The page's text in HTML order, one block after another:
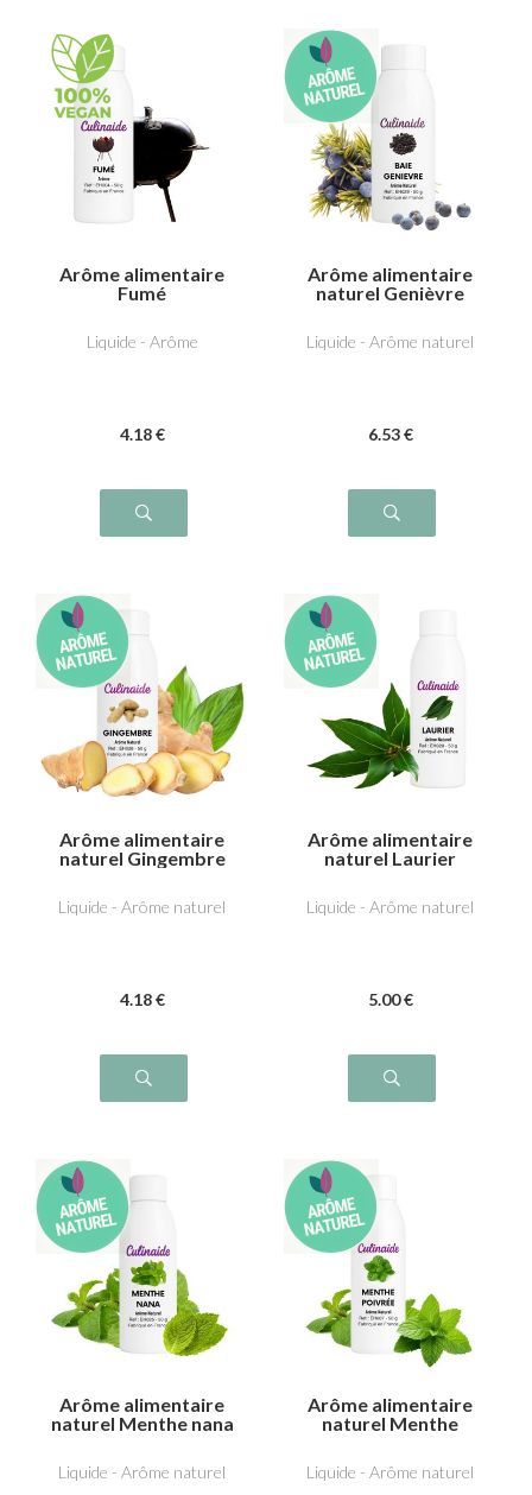
Arôme alimentaire
Fumé
Liquide - Arôme
4.18 €
Arôme alimentaire
naturel Genièvre
Liquide - Arôme naturel
6.53 €
Arôme alimentaire
naturel Gingembre
Liquide - Arôme naturel
4.18 €
Arôme alimentaire
naturel Laurier
Liquide - Arôme naturel
5.00 €
Arôme alimentaire
naturel Menthe nana
Liquide - Arôme naturel
Arôme alimentaire
naturel Menthe
Liquide - Arôme naturel